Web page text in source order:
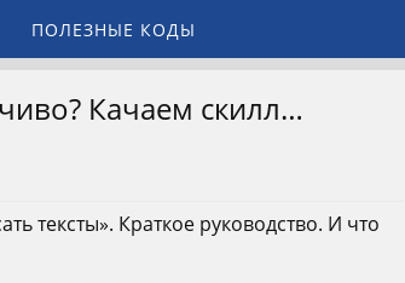
ПОЛЕЗНЫЕ КОДЫ
Качаем скилл…
тексты». Краткое руководство. И что